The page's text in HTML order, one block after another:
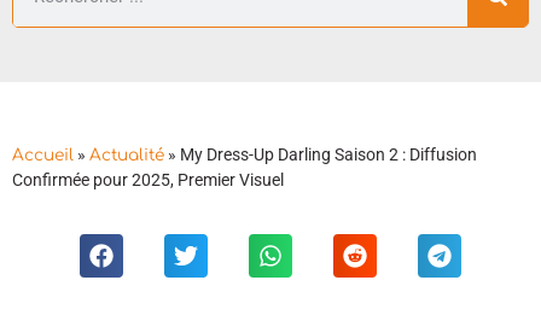
Accueil » Actualité » My Dress-Up Darling Saison 2 : Diffusion
Confirmée pour 2025, Premier Visuel